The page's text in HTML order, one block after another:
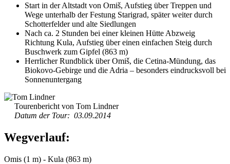
Start in der Altstadt von Omiš, Aufstieg über Treppen und
Wege unterhalb der Festung Starigrad, später weiter durch
Schotterfelder und alte Siedlungen
Nach ca. 2 Stunden bei einer kleinen Hütte Abzweig
Richtung Kula, Aufstieg über einen einfachen Steig durch
Buschwerk zum Gipfel (863 m)
Herrlicher Rundblick über Omiš, die Cetina-Mündung, das
Biokovo-Gebirge und die Adria – besonders eindrucksvoll bei
Sonnenuntergang
Tourenbericht von Tom Lindner
Datum der Tour: 03.09.2014
Wegverlauf:
Omis (1 m) - Kula (863 m)